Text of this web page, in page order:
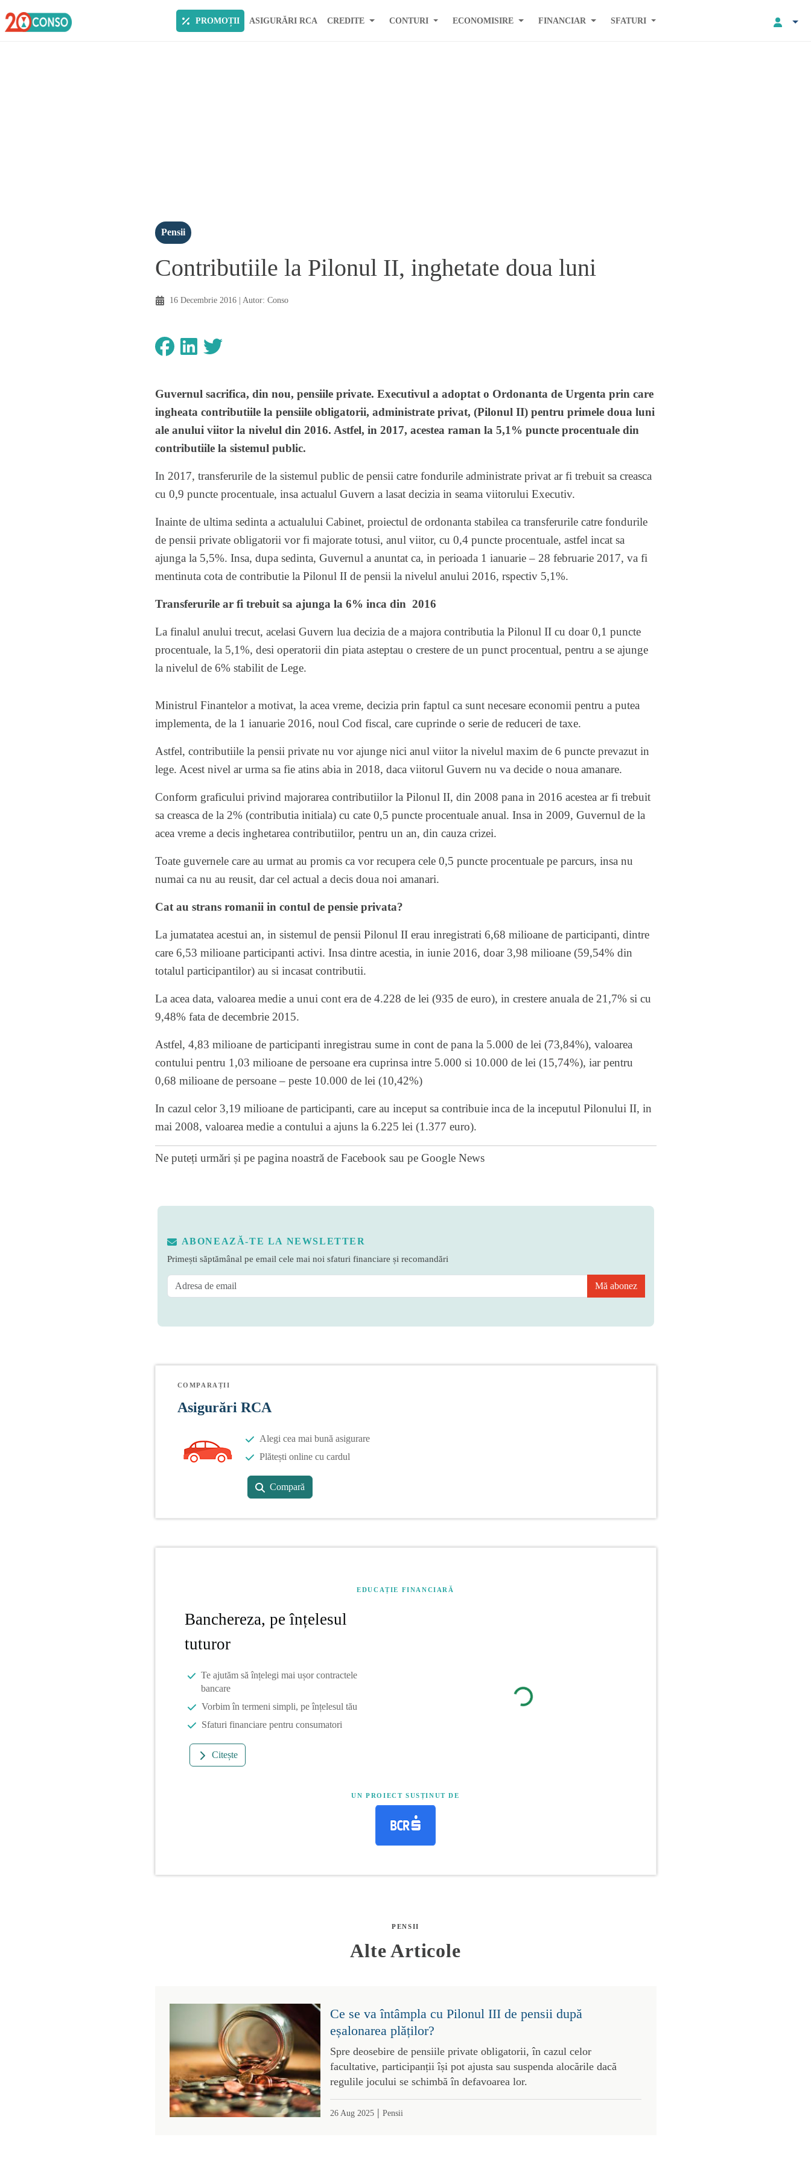
PROMOȚII ASIGURĂRI RCA CREDITE CONTURI ECONOMISIRE FINANCIAR SFATURI
Pensii
Contributiile la Pilonul II, inghetate doua luni
16 Decembrie 2016| Autor: Conso
Guvernul sacrifica, din nou, pensiile private. Executivul a adoptat o Ordonanta de Urgenta prin care
ingheata contributiile la pensiile obligatorii, administrate privat, (Pilonul II) pentru primele doua luni
ale anului viitor la nivelul din 2016. Astfel, in 2017, acestea raman la 5,1% puncte procentuale din
contributiile la sistemul public.
In 2017, transferurile de la sistemul public de pensii catre fondurile administrate privat ar fi trebuit sa creasca
cu 0,9 puncte procentuale, insa actualul Guvern a lasat decizia in seama viitorului Executiv.
Inainte de ultima sedinta a actualului Cabinet, proiectul de ordonanta stabilea ca transferurile catre fondurile
de pensii private obligatorii vor fi majorate totusi, anul viitor, cu 0,4 puncte procentuale, astfel incat sa
ajunga la 5,5%. Insa, dupa sedinta, Guvernul a anuntat ca, in perioada 1 ianuarie – 28 februarie 2017, va fi
mentinuta cota de contributie la Pilonul II de pensii la nivelul anului 2016, rspectiv 5,1%.
Transferurile ar fi trebuit sa ajunga la 6% inca din 2016
La finalul anului trecut, acelasi Guvern lua decizia de a majora contributia la Pilonul II cu doar 0,1 puncte
procentuale, la 5,1%, desi operatorii din piata asteptau o crestere de un punct procentual, pentru a se ajunge
la nivelul de 6% stabilit de Lege.
Ministrul Finantelor a motivat, la acea vreme, decizia prin faptul ca sunt necesare economii pentru a putea
implementa, de la 1 ianuarie 2016, noul Cod fiscal, care cuprinde o serie de reduceri de taxe.
Astfel, contributiile la pensii private nu vor ajunge nici anul viitor la nivelul maxim de 6 puncte prevazut in
lege. Acest nivel ar urma sa fie atins abia in 2018, daca viitorul Guvern nu va decide o noua amanare.
Conform graficului privind majorarea contributiilor la Pilonul II, din 2008 pana in 2016 acestea ar fi trebuit
sa creasca de la 2% (contributia initiala) cu cate 0,5 puncte procentuale anual. Insa in 2009, Guvernul de la
acea vreme a decis inghetarea contributiilor, pentru un an, din cauza crizei.
Toate guvernele care au urmat au promis ca vor recupera cele 0,5 puncte procentuale pe parcurs, insa nu
numai ca nu au reusit, dar cel actual a decis doua noi amanari.
Cat au strans romanii in contul de pensie privata?
La jumatatea acestui an, in sistemul de pensii Pilonul II erau inregistrati 6,68 milioane de participanti, dintre
care 6,53 milioane participanti activi. Insa dintre acestia, in iunie 2016, doar 3,98 milioane (59,54% din
totalul participantilor) au si incasat contributii.
La acea data, valoarea medie a unui cont era de 4.228 de lei (935 de euro), in crestere anuala de 21,7% si cu
9,48% fata de decembrie 2015.
Astfel, 4,83 milioane de participanti inregistrau sume in cont de pana la 5.000 de lei (73,84%), valoarea
contului pentru 1,03 milioane de persoane era cuprinsa intre 5.000 si 10.000 de lei (15,74%), iar pentru
0,68 milioane de persoane – peste 10.000 de lei (10,42%)
In cazul celor 3,19 milioane de participanti, care au inceput sa contribuie inca de la inceputul Pilonului II, in
mai 2008, valoarea medie a contului a ajuns la 6.225 lei (1.377 euro).
Ne puteți urmări și pe pagina noastră de Facebook sau pe Google News
ABONEAZĂ-TE LA NEWSLETTER
Primești săptămânal pe email cele mai noi sfaturi financiare și recomandări
Mă abonez
COMPARAȚII
Asigurări RCA
Alegi cea mai bună asigurare
Plătești online cu cardul
Compară
EDUCAȚIE FINANCIARĂ
Banchereza, pe înțelesul
tuturor
Te ajutăm să înțelegi mai ușor contractele
bancare
Vorbim în termeni simpli, pe înțelesul tău
Sfaturi financiare pentru consumatori
Citește
UN PROIECT SUSȚINUT DE
PENSII
Alte Articole
Ce se va întâmpla cu Pilonul III de pensii după
eșalonarea plăților?
Spre deosebire de pensiile private obligatorii, în cazul celor
facultative, participanții își pot ajusta sau suspenda alocările dacă
regulile jocului se schimbă în defavoarea lor.
26 Aug 2025| Pensii